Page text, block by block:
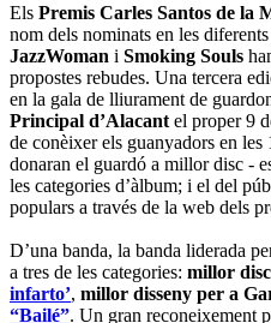
Els Premis Carles Santos de la
nom dels nominats en les
JazzWoman i Smoking Souls
propostes rebudes. Una tercera
en la gala de lliurament de
Principal d’Alacant el proper 9
de conèixer els guanyadors en les
donaran el guardó a millor disc -
les categories d’àlbum; i el del
populars a través de la web dels
D’una banda, la banda liderada
a tres de les categories: millor
infarto’, millor disseny per a
“Bailé”. Un gran reconeixement